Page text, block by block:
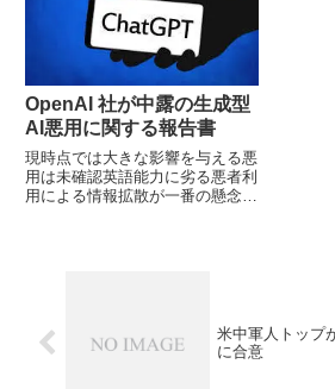
OpenAI 社が中露の生成型
AI悪用に関する報告書
現時点では大きな影響を与える悪
用は未確認英語能力に劣る悪者利
用による情報拡散が一番の懸念
米中軍人トップ
に合意